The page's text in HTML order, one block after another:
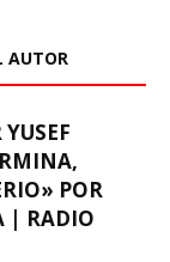
AUTOR
POR
| RADIO